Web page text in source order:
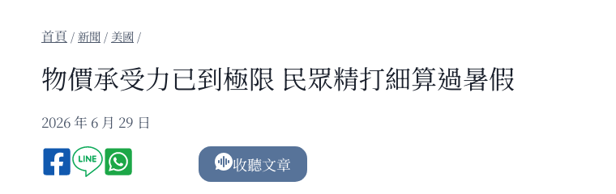
/新聞 / 美國 /
物價承受力已到極限 民眾精打細算過暑假
2026 年 6 月 29 日
收聽文章